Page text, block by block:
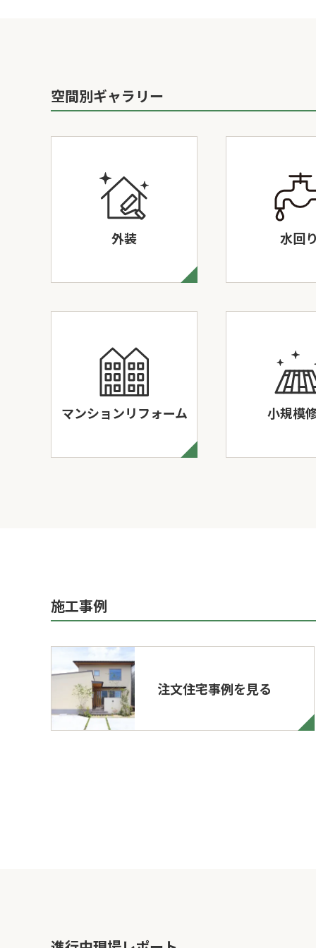
空間別ギャラリー
外装 水回
マンションリフォーム 小規模
施工事例
注文住宅事例を見る